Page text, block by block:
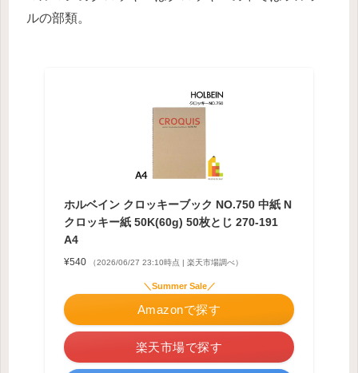
ルの部類。
ホルベイン クロッキーブック NO.750 中紙 N
クロッキー紙 50K(60g) 50枚とじ 270-191
A4
¥540 （2026/06/27 23:10時点 | 楽天市場調べ）
＼Summer Sale／
Amazonで探す
楽天市場で探す